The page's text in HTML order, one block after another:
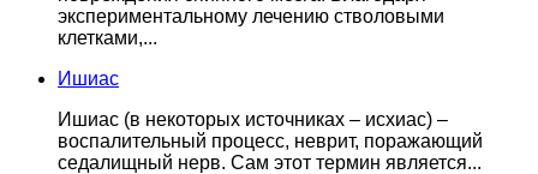
экспериментальному лечению стволовыми
клетками,...
Ишиас
Ишиас (в некоторых источниках – исхиас) –
воспалительный процесс, неврит, поражающий
седалищный нерв. Сам этот термин является...